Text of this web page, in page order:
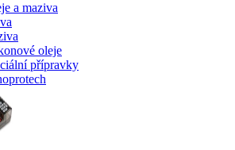
a maziva
oleje
přípravky